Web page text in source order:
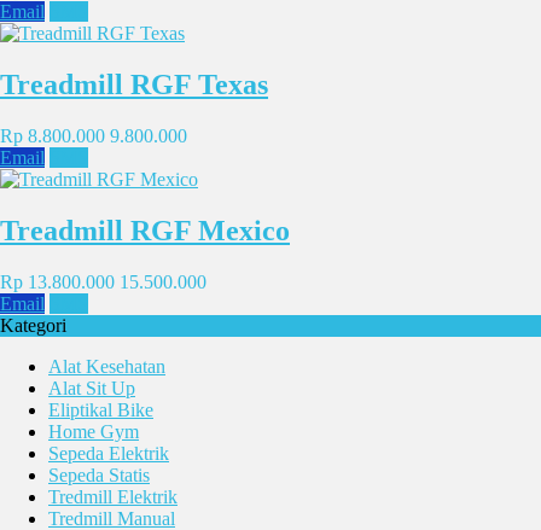
Email
Treadmill RGF Texas
Rp 8.800.000 9.800.000
Email
Treadmill RGF Mexico
Rp 13.800.000 15.500.000
Email
Kategori
Alat Kesehatan
Alat Sit Up
Eliptikal Bike
Home Gym
Sepeda Elektrik
Sepeda Statis
Tredmill Elektrik
Tredmill Manual